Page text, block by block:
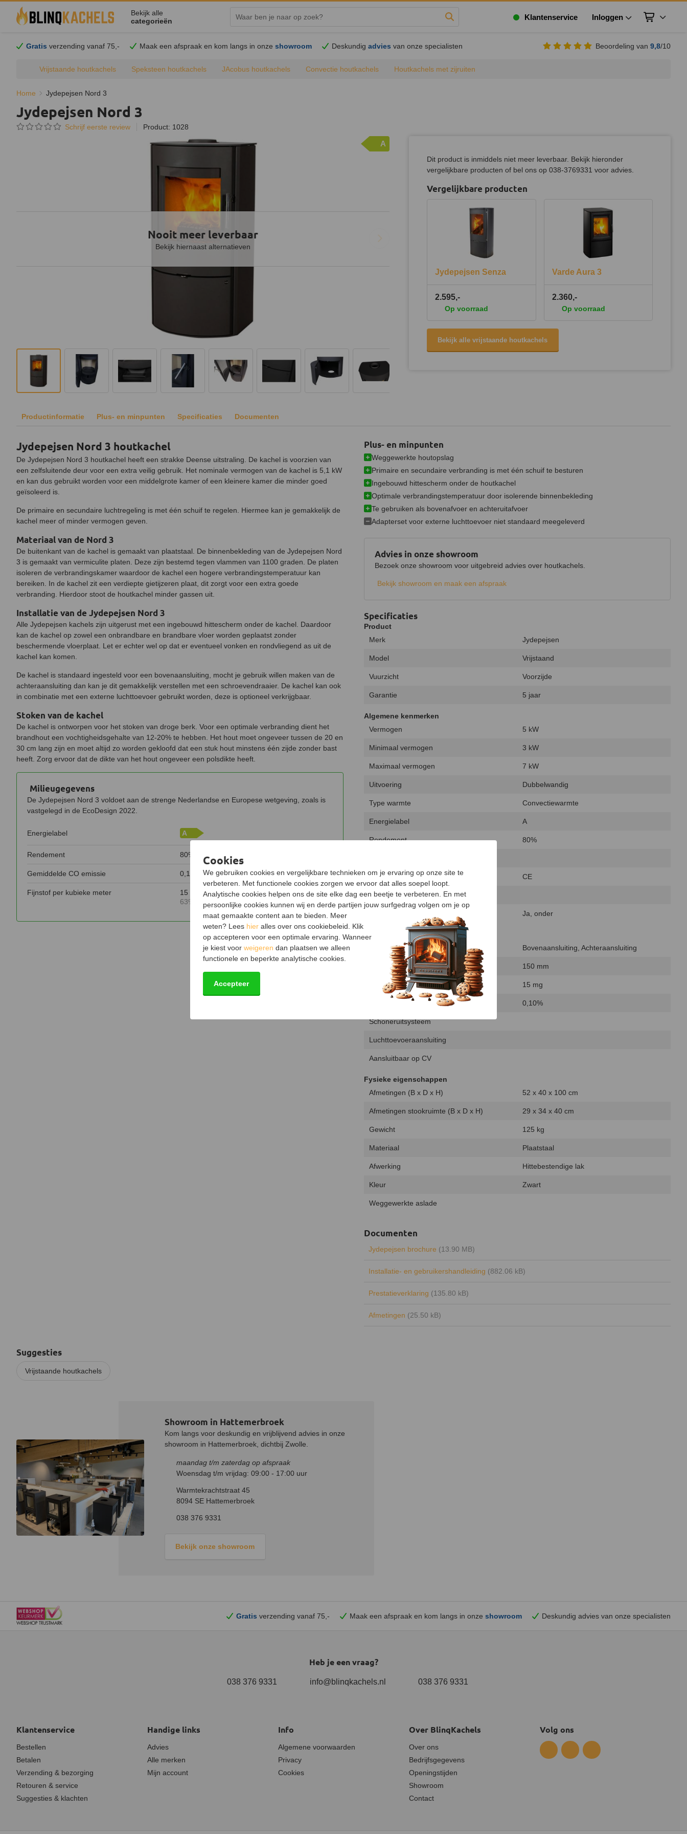
Bekijk alle
categorieën
Klantenservice Inloggen Winkelwagen
Gratis verzending vanaf 75,- Maak een afspraak en kom langs in onzeshowroom Deskundigadvies van onze specialisten Beoordeling van 9,8/10
Vrijstaande houtkachels Speksteen houtkachels JAcobus houtkachels Convectie houtkachels Houtkachels met zijruiten
Home Jydepejsen Nord 3
Jydepejsen Nord 3
Schrijf eerste review Product: 1028
A
Nooit meer leverbaar
Bekijk hiernaast alternatieven
Dit product is inmiddels niet meer leverbaar. Bekijk hieronder
vergelijkbare producten of bel ons op 038-3769331 voor advies.
Vergelijkbare producten
Jydepejsen Senza
2.595,-
Op voorraad
Varde Aura 3
2.360,-
Op voorraad
Bekijk alle vrijstaande houtkachels
Productinformatie Plus- en minpunten Specificaties Documenten
Jydepejsen Nord 3 houtkachel
De Jydepejsen Nord 3 houtkachel heeft een strakke Deense uitstraling. De kachel is voorzien van
een zelfsluitende deur voor een extra veilig gebruik. Het nominale vermogen van de kachel is 5,1 kW
en kan dus gebruikt worden voor een middelgrote kamer of een kleinere kamer die minder goed
geïsoleerd is.
De primaire en secundaire luchtregeling is met één schuif te regelen. Hiermee kan je gemakkelijk de
kachel meer of minder vermogen geven.
Materiaal van de Nord 3
De buitenkant van de kachel is gemaakt van plaatstaal. De binnenbekleding van de Jydepejsen Nord
3 is gemaakt van vermiculite platen. Deze zijn bestemd tegen vlammen van 1100 graden. De platen
isoleren de verbrandingskamer waardoor de kachel een hogere verbrandingstemperatuur kan
bereiken. In de kachel zit een verdiepte gietijzeren plaat, dit zorgt voor een extra goede
verbranding. Hierdoor stoot de houtkachel minder gassen uit.
Installatie van de Jydepejsen Nord 3
Alle Jydepejsen kachels zijn uitgerust met een ingebouwd hittescherm onder de kachel. Daardoor
kan de kachel op zowel een onbrandbare en brandbare vloer worden geplaatst zonder
beschermende vloerplaat. Let er echter wel op dat er eventueel vonken en rondvliegend as uit de
kachel kan komen.
De kachel is standaard ingesteld voor een bovenaansluiting, mocht je gebruik willen maken van de
achteraansluiting dan kan je dit gemakkelijk verstellen met een schroevendraaier. De kachel kan ook
in combinatie met een externe luchttoevoer gebruikt worden, deze is optioneel verkrijgbaar.
Stoken van de kachel
De kachel is ontworpen voor het stoken van droge berk. Voor een optimale verbranding dient het
brandhout een vochtigheidsgehalte van 12-20% te hebben. Het hout moet ongeveer tussen de 20 en
30 cm lang zijn en moet altijd zo worden gekloofd dat een stuk hout minstens één zijde zonder bast
heeft. Zorg ervoor dat de dikte van het hout ongeveer een polsdikte heeft.
Milieugegevens
De Jydepejsen Nord 3 voldoet aan de strenge Nederlandse en Europese wetgeving, zoals is
vastgelegd in de EcoDesign 2022.
Energielabel A
Rendement 80%
Gemiddelde CO emissie 0,10%
Fijnstof per kubieke meter
15 mg
63% minder dan toegestaan
Plus- en minpunten
Weggewerkte houtopslag
Primaire en secundaire verbranding is met één schuif te besturen
Ingebouwd hittescherm onder de houtkachel
Optimale verbrandingstemperatuur door isolerende binnenbekleding
Te gebruiken als bovenafvoer en achteruitafvoer
Adapterset voor externe luchttoevoer niet standaard meegeleverd
Advies in onze showroom
Bezoek onze showroom voor uitgebreid advies over houtkachels.
Bekijk showroom en maak een afspraak
Specificaties
Product
Merk
Jydepejsen
Model Vrijstaand
Vuurzicht Voorzijde
Garantie 5 jaar
Algemene kenmerken
Vermogen
5 kW
Minimaal vermogen 3 kW
Maximaal vermogen 7 kW
Uitvoering Dubbelwandig
Type warmte Convectiewarmte
Energielabel A
Rendement 80%
Keurmerk CE
Hout opbergruimte
Ja, onder
Technische specificaties
Aansluiting
Bovenaansluiting, Achteraansluiting
Doorsnede aansluiting 150 mm
Fijnstof per kubieke meter 15 mg
Gemiddelde CO emissie 0,10%
Schoneruitsysteem
Luchttoevoeraansluiting
Aansluitbaar op CV
Fysieke eigenschappen
Afmetingen (B x D x H)
52 x 40 x 100 cm
Afmetingen stookruimte (B x D x H) 29 x 34 x 40 cm
Gewicht 125 kg
Materiaal Plaatstaal
Afwerking Hittebestendige lak
Kleur Zwart
Weggewerkte aslade
Documenten
Jydepejsen brochure (13.90 MB)
Installatie- en gebruikershandleiding (882.06 kB)
Prestatieverklaring (135.80 kB)
Afmetingen (25.50 kB)
Suggesties
Vrijstaande houtkachels
Showroom in Hattemerbroek
Kom langs voor deskundig en vrijblijvend advies in onze
showroom in Hattemerbroek, dichtbij Zwolle.
maandag t/m zaterdag op afspraak
Woensdag t/m vrijdag: 09:00 - 17:00 uur
Warmtekrachtstraat 45
8094 SE Hattemerbroek
038 376 9331
Bekijk onze showroom
Gratis verzending vanaf 75,- Maak een afspraak en kom langs in onze showroom Deskundig advies van onze specialisten
Heb je een vraag?
038 376 9331 info@blinqkachels.nl 038 376 9331
Klantenservice
Bestellen
Betalen
Verzending & bezorging
Retouren & service
Suggesties & klachten
Handige links
Advies
Alle merken
Mijn account
Info
Algemene voorwaarden
Privacy
Cookies
Over BlinqKachels
Over ons
Bedrijfsgegevens
Openingstijden
Showroom
Contact
Volg ons
Cookies
We gebruiken cookies en vergelijkbare technieken om je ervaring op onze site te
verbeteren. Met functionele cookies zorgen we ervoor dat alles soepel loopt.
Analytische cookies helpen ons de site elke dag een beetje te verbeteren. En met
persoonlijke cookies kunnen wij en derde partijen jouw surfgedrag volgen om je op
maat gemaakte content aan te bieden. Meer
weten? Lees hier alles over ons cookiebeleid. Klik
op accepteren voor een optimale ervaring. Wanneer
je kiest voor weigeren dan plaatsen we alleen
functionele en beperkte analytische cookies.
Accepteer